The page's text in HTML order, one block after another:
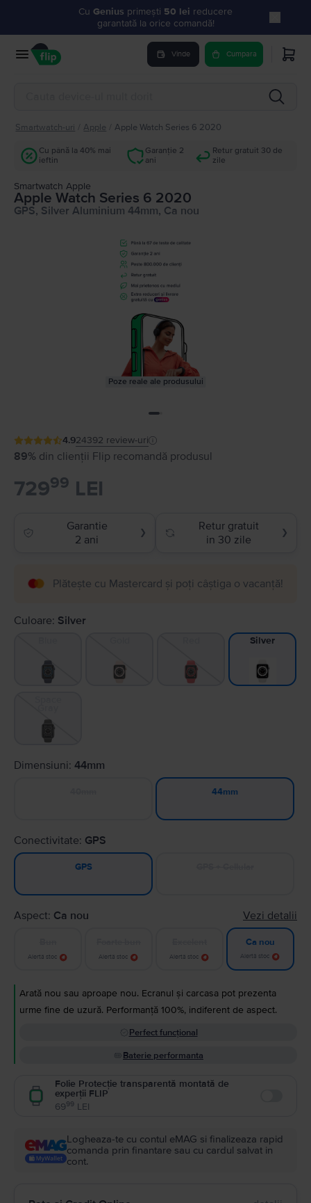
Cu Genius primești 50 lei reducere
garantată la orice comandă!
Vinde Cumpara
Smartwatch-uri Apple Apple Watch Series 6 2020
Cu până la 40% mai
ieftin
Garanție 2
ani
Retur gratuit 30 de
zile
Smartwatch Apple
Apple Watch Series 6 2020
GPS, Silver Aluminium 44mm, Ca nou
Poze reale ale produsului
4.924392 review-uri
89% din clienții Flip recomandă produsul
72999 LEI
Garantie
2 ani
❯
Retur gratuit
in 30 zile
❯
Plătește cu Mastercard și poți câștiga o vacanță!
Culoare: Silver
Silver
Dimensiuni: 44mm
44mm
Conectivitate: GPS
GPS
Aspect: Ca nou Vezi detalii
Alertă stoc Alertă stoc Alertă stoc
Ca nou
Alertă stoc
Arată nou sau aproape nou. Ecranul și carcasa pot prezenta
urme fine de uzură. Performanță 100%, indiferent de aspect.
Perfect funcțional
Baterie performanta
Folie Protecție transparentă montată de
experții FLIP
6999 LEI
Logheaza-te cu contul eMAG si finalizeaza rapid
comanda prin finantare sau cu cardul salvat in
cont.